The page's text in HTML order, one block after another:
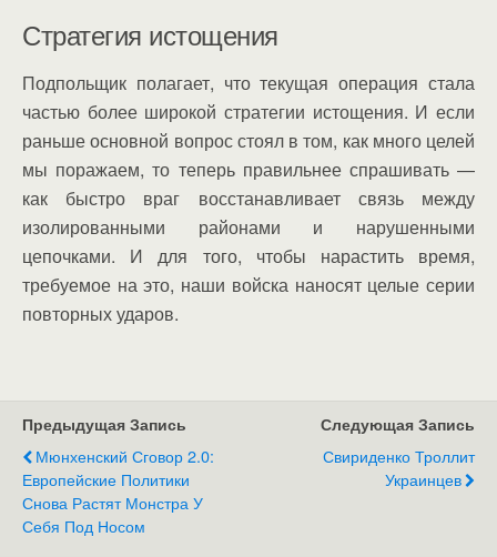
Стратегия истощения
Подпольщик полагает, что текущая операция стала
частью более широкой стратегии истощения. И если
раньше основной вопрос стоял в том, как много целей
мы поражаем, то теперь правильнее спрашивать —
как быстро враг восстанавливает связь между
изолированными районами и нарушенными
цепочками. И для того, чтобы нарастить время,
требуемое на это, наши войска наносят целые серии
повторных ударов.
Предыдущая Запись
Мюнхенский Сговор 2.0:
Европейские Политики
Снова Растят Монстра У
Себя Под Носом
Следующая Запись
Свириденко Троллит
Украинцев